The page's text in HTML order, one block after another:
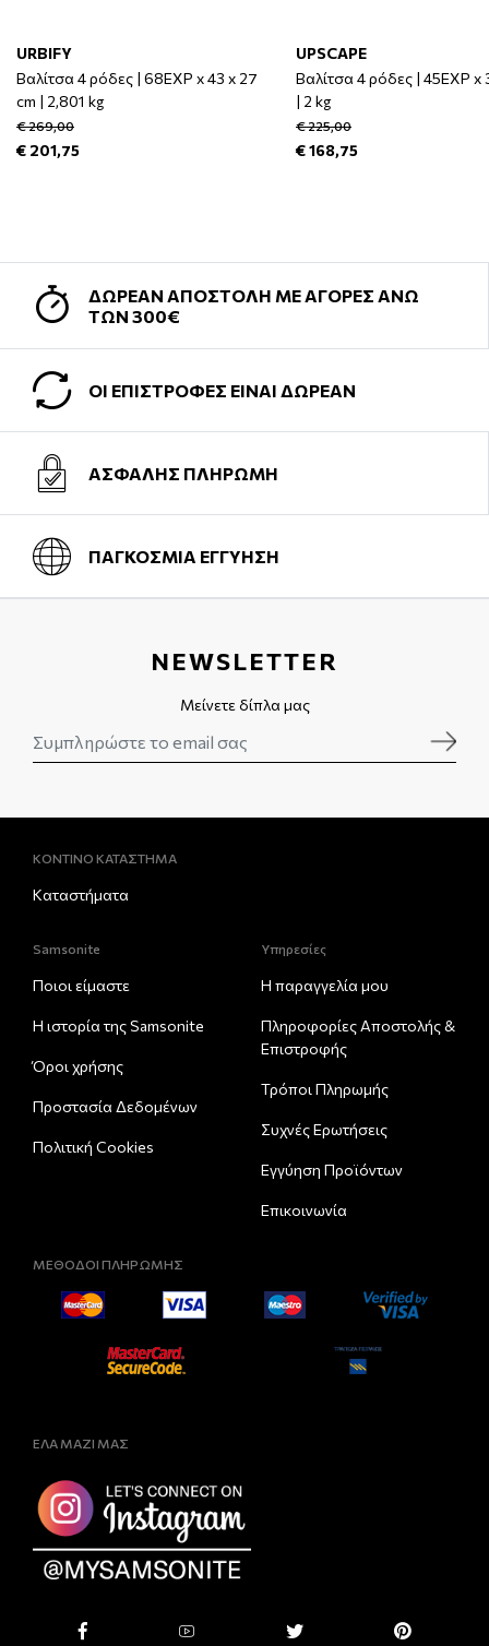
URBIFY
Βαλίτσα 4 ρόδες | 68EXP x 43 x 27
cm | 2,801 kg
€ 269,00
€ 201,75
UPSCAPE
Βαλίτσα 4 ρόδες | 45EXP x
| 2 kg
€ 225,00
€ 168,75
ΔΩΡΕΑΝ ΑΠΟΣΤΟΛΗ ΜΕ ΑΓΟΡΕΣ ΑΝΩ
ΤΩΝ 300€
ΟΙ ΕΠΙΣΤΡΟΦΕΣ ΕΙΝΑΙ ΔΩΡΕΑΝ
ΑΣΦΑΛΗΣ ΠΛΗΡΩΜΗ
ΠΑΓΚΟΣΜΙΑ ΕΓΓΥΗΣΗ
NEWSLETTER
Μείνετε δίπλα μας
ΚΟΝΤΙΝΟ ΚΑΤΑΣΤΗΜΑ
Καταστήματα
Samsonite
Ποιοι είμαστε
Η ιστορία της Samsonite
Όροι χρήσης
Προστασία Δεδομένων
Πολιτική Cookies
Υπηρεσίες
Η παραγγελία μου
Πληροφορίες Αποστολής &
Eπιστροφής
Τρόποι Πληρωμής
Συχνές Ερωτήσεις
Εγγύηση Προϊόντων
Επικοινωνία
ΜΕΘΟΔΟΙ ΠΛΗΡΩΜΗΣ
ΕΛΑ ΜΑΖΙ ΜΑΣ